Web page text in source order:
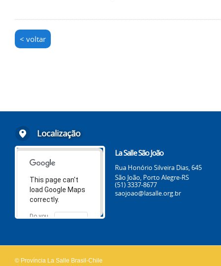
< voltar
Localização
This page can't
load Google Maps
correctly.
Do you
OK
La Salle São João
Rua Honório Silveira Dias, 645
São João, Porto Alegre-RS
(51) 3337-8677
saojoao@lasalle.org.br
© Província La Salle Brasil-Chile